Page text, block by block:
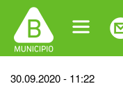
navigation
Back
30.09.2020 - 11:22